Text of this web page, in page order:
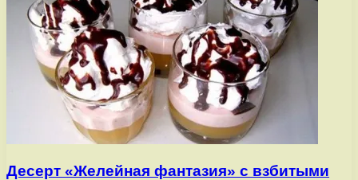
Десерт «Желейная фантазия» с взбитыми